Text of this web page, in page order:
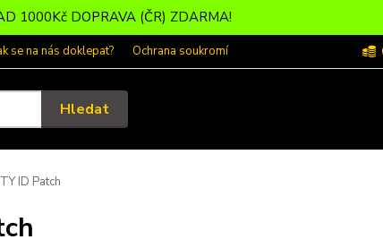
1000Kč DOPRAVA (ČR) ZDARMA!
se na nás doklepat? Ochrana soukromí
Hledat
ID Patch